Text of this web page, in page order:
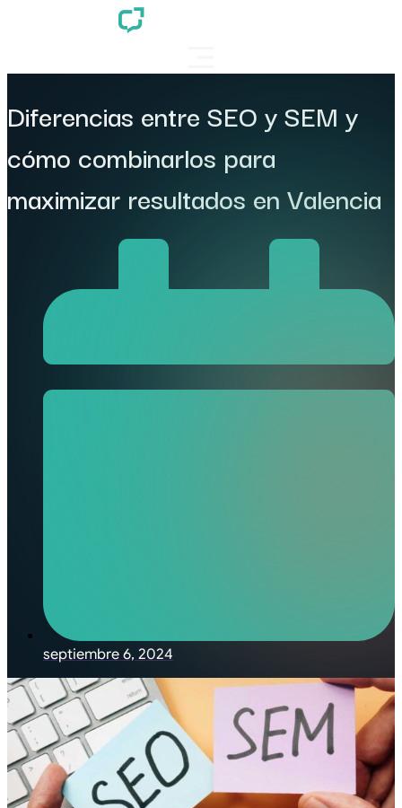
Diferencias entre SEO y SEM y
cómo combinarlos para
maximizar resultados en Valencia
septiembre 6, 2024